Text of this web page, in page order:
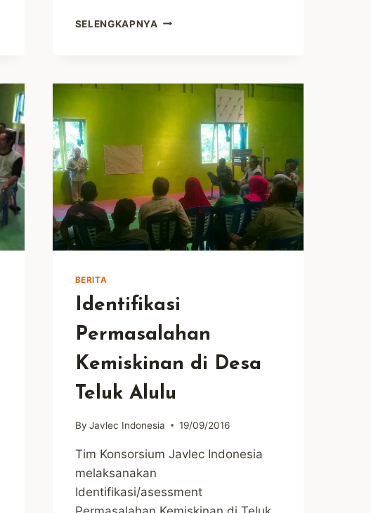
SELENGKAPNYA MEDIA
INDONESIA”
RUMAH
PRODUKSI
KELAPA
BERITA
Identifikasi
Permasalahan
Kemiskinan di Desa
Teluk Alulu
By Javlec Indonesia 19/09/2016
Tim Konsorsium Javlec Indonesia
melaksanakan
Identifikasi/asessment